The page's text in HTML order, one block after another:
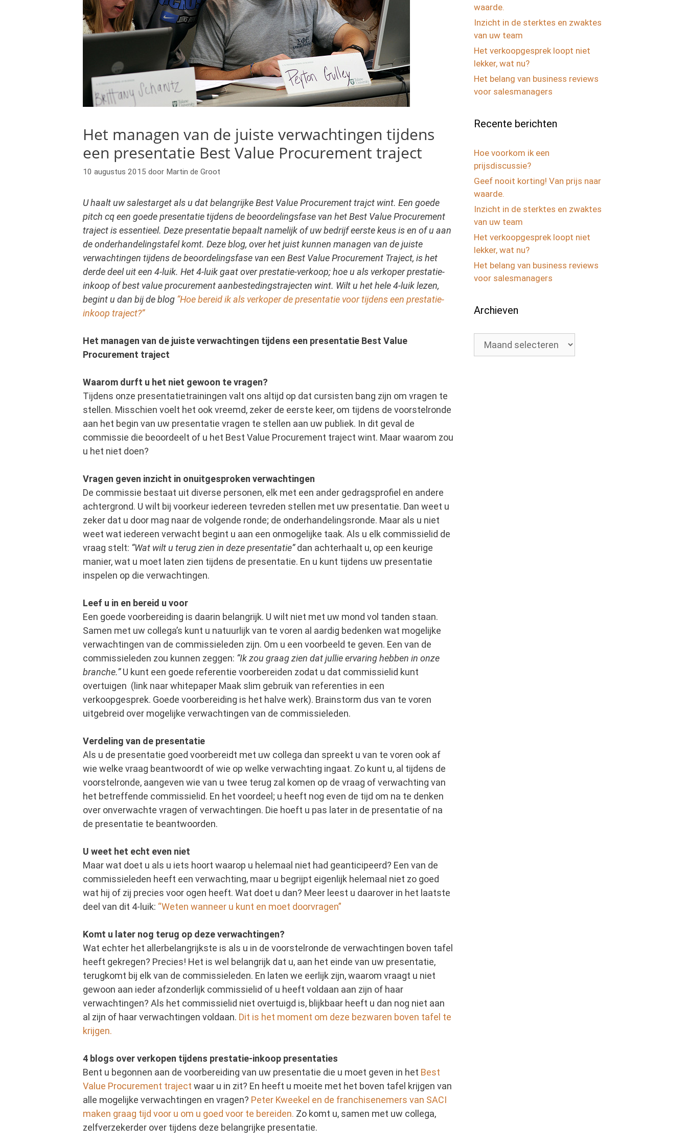
Het managen van de juiste verwachtingen tijdens
een presentatie Best Value Procurement traject
10 augustus 2015 door Martin de Groot
U haalt uw salestarget als u dat belangrijke Best Value Procurement trajct wint. Een goede
pitch cq een goede presentatie tijdens de beoordelingsfase van het Best Value Procurement
traject is essentieel. Deze presentatie bepaalt namelijk of uw bedrijf eerste keus is en of u aan
de onderhandelingstafel komt. Deze blog, over het juist kunnen managen van de juiste
verwachtingen tijdens de beoordelingsfase van een Best Value Procurement Traject, is het
derde deel uit een 4-luik. Het 4-luik gaat over prestatie-verkoop; hoe u als verkoper prestatie-
inkoop of best value procurement aanbestedingstrajecten wint. Wilt u het hele 4-luik lezen,
begint u dan bij de blog “Hoe bereid ik als verkoper de presentatie voor tijdens een prestatie-
inkoop traject?”
Het managen van de juiste verwachtingen tijdens een presentatie Best Value
Procurement traject
Waarom durft u het niet gewoon te vragen?
Tijdens onze presentatietrainingen valt ons altijd op dat cursisten bang zijn om vragen te
stellen. Misschien voelt het ook vreemd, zeker de eerste keer, om tijdens de voorstelronde
aan het begin van uw presentatie vragen te stellen aan uw publiek. In dit geval de
commissie die beoordeelt of u het Best Value Procurement traject wint. Maar waarom zou
u het niet doen?
Vragen geven inzicht in onuitgesproken verwachtingen
De commissie bestaat uit diverse personen, elk met een ander gedragsprofiel en andere
achtergrond. U wilt bij voorkeur iedereen tevreden stellen met uw presentatie. Dan weet u
zeker dat u door mag naar de volgende ronde; de onderhandelingsronde. Maar als u niet
weet wat iedereen verwacht begint u aan een onmogelijke taak. Als u elk commissielid de
vraag stelt: “Wat wilt u terug zien in deze presentatie”dan achterhaalt u, op een keurige
manier, wat u moet laten zien tijdens de presentatie. En u kunt tijdens uw presentatie
inspelen op die verwachtingen.
Leef u in en bereid u voor
Een goede voorbereiding is daarin belangrijk. U wilt niet met uw mond vol tanden staan.
Samen met uw collega’s kunt u natuurlijk van te voren al aardig bedenken wat mogelijke
verwachtingen van de commissieleden zijn. Om u een voorbeeld te geven. Een van de
commissieleden zou kunnen zeggen: “Ik zou graag zien dat jullie ervaring hebben in onze
branche.”U kunt een goede referentie voorbereiden zodat u dat commissielid kunt
overtuigen (link naar whitepaper Maak slim gebruik van referenties in een
verkoopgesprek. Goede voorbereiding is het halve werk). Brainstorm dus van te voren
uitgebreid over mogelijke verwachtingen van de commissieleden.
Verdeling van de presentatie
Als u de presentatie goed voorbereidt met uw collega dan spreekt u van te voren ook af
wie welke vraag beantwoordt of wie op welke verwachting ingaat. Zo kunt u, al tijdens de
voorstelronde, aangeven wie van u twee terug zal komen op de vraag of verwachting van
het betreffende commissielid. En het voordeel; u heeft nog even de tijd om na te denken
over onverwachte vragen of verwachtingen. Die hoeft u pas later in de presentatie of na
de presentatie te beantwoorden.
U weet het echt even niet
Maar wat doet u als u iets hoort waarop u helemaal niet had geanticipeerd? Een van de
commissieleden heeft een verwachting, maar u begrijpt eigenlijk helemaal niet zo goed
wat hij of zij precies voor ogen heeft. Wat doet u dan? Meer leest u daarover in het laatste
deel van dit 4-luik: “Weten wanneer u kunt en moet doorvragen”
Komt u later nog terug op deze verwachtingen?
Wat echter het allerbelangrijkste is als u in de voorstelronde de verwachtingen boven tafel
heeft gekregen? Precies! Het is wel belangrijk dat u, aan het einde van uw presentatie,
terugkomt bij elk van de commissieleden. En laten we eerlijk zijn, waarom vraagt u niet
gewoon aan ieder afzonderlijk commissielid of u heeft voldaan aan zijn of haar
verwachtingen? Als het commissielid niet overtuigd is, blijkbaar heeft u dan nog niet aan
al zijn of haar verwachtingen voldaan. Dit is het moment om deze bezwaren boven tafel te
krijgen.
4 blogs over verkopen tijdens prestatie-inkoop presentaties
Bent u begonnen aan de voorbereiding van uw presentatie die u moet geven in het Best
Value Procurement traject waar u in zit? En heeft u moeite met het boven tafel krijgen van
alle mogelijke verwachtingen en vragen? Peter Kweekel en de franchisenemers van SACI
maken graag tijd voor u om u goed voor te bereiden. Zo komt u, samen met uw collega,
zelfverzekerder over tijdens deze belangrijke presentatie.
waarde.
Inzicht in de sterktes en zwaktes
van uw team
Het verkoopgesprek loopt niet
lekker, wat nu?
Het belang van business reviews
voor salesmanagers
Recente berichten
Hoe voorkom ik een
prijsdiscussie?
Geef nooit korting! Van prijs naar
waarde.
Inzicht in de sterktes en zwaktes
van uw team
Het verkoopgesprek loopt niet
lekker, wat nu?
Het belang van business reviews
voor salesmanagers
Archieven
Archieven